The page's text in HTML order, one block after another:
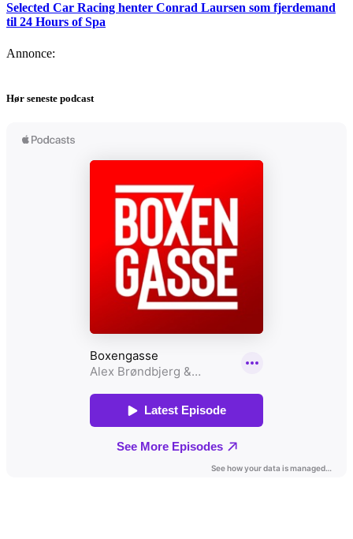
Selected Car Racing henter Conrad Laursen som fjerdemand
til 24 Hours of Spa
Annonce:
Hør seneste podcast